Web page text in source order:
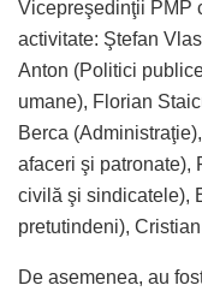
Vicepreşedinţii PMP
activitate: Ştefan
Anton (Politici
umane), Florian
Berca
afaceri şi patronate),
civilă şi sindicatele),
pretutindeni),
De asemenea, au